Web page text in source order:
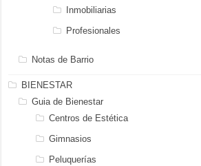
Inmobiliarias
Profesionales
Notas de Barrio
BIENESTAR
Guia de Bienestar
Centros de Estética
Gimnasios
Peluquerías